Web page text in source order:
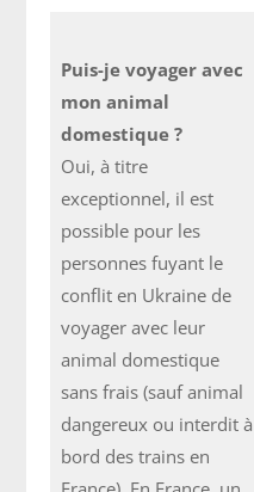
Puis-je voyager avec
mon animal
domestique ?
Oui, à titre
exceptionnel, il est
possible pour les
personnes fuyant le
conflit en Ukraine de
voyager avec leur
animal domestique
sans frais (sauf animal
dangereux ou interdit à
bord des trains en